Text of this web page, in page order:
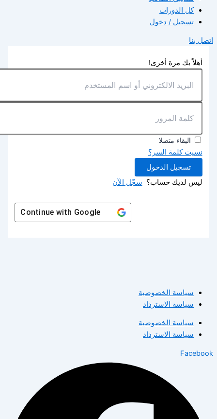
كل الدورات
تسجيل / دخول
اتصل بنا
أهلاً بك مرة أخرى!
البقاء متصلا
نسيت كلمة السر؟
تسجيل الدخول
ليس لديك حساب؟ سجّل الآن
Continue withGoogle
سياسة الخصوصية
سياسة الاسترداد
سياسة الخصوصية
سياسة الاسترداد
Facebook